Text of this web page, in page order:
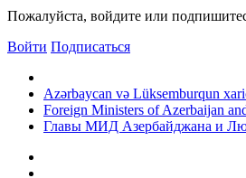
Пожалуйста, войдите или
Войти Подписаться
Azərbaycan və Lüksemburqun
Foreign Ministers of Azerbaijan
Главы МИД Азербайджана и